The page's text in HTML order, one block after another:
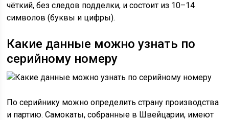
чёткий, без следов подделки, и состоит из 10–14
символов (буквы и цифры).
Какие данные можно узнать по
серийному номеру
По серийнику можно определить страну производства
и партию. Самокаты, собранные в Швейцарии, имеют